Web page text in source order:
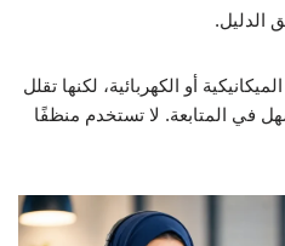
الدليل.
أو الكهربائية، لكنها تقلل
في المتابعة. لا تستخدم منظفًا